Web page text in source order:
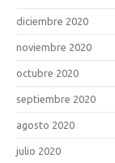
diciembre 2020
noviembre 2020
octubre 2020
septiembre 2020
agosto 2020
julio 2020